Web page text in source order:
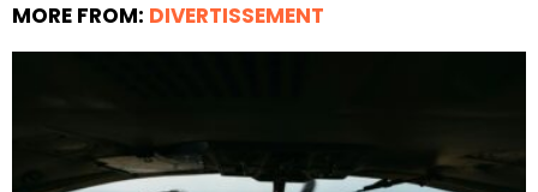
MORE FROM: DIVERTISSEMENT